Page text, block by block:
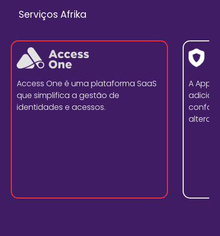
Serviços Afrika
Access One é uma plataforma SaaS
que simplifica a gestão de
identidades e acessos.
A
alterar